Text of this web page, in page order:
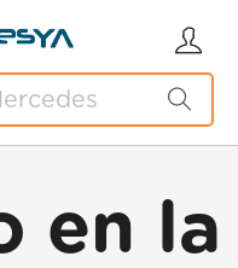
en la